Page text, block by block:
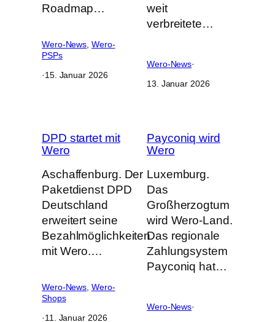
Roadmap…
Wero-News Wero-
PSPs
·15. Januar 2026
weit
verbreitete…
Wero-News·
13. Januar 2026
DPD startet mit
Wero
Aschaffenburg. Der
Paketdienst DPD
Deutschland
erweitert seine
Bezahlmöglichkeiten
mit Wero.…
Wero-News Wero-
Shops
·11. Januar 2026
Payconiq wird
Wero
Luxemburg.
Das
Großherzogtum
wird Wero-Land.
Das regionale
Zahlungsystem
Payconiq hat…
Wero-News·